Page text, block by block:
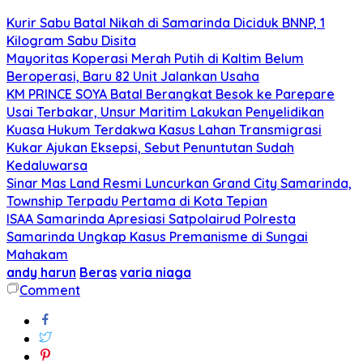
Kurir Sabu Batal Nikah di Samarinda Diciduk BNNP, 1
Kilogram Sabu Disita
Mayoritas Koperasi Merah Putih di Kaltim Belum
Beroperasi, Baru 82 Unit Jalankan Usaha
KM PRINCE SOYA Batal Berangkat Besok ke Parepare
Usai Terbakar, Unsur Maritim Lakukan Penyelidikan
Kuasa Hukum Terdakwa Kasus Lahan Transmigrasi
Kukar Ajukan Eksepsi, Sebut Penuntutan Sudah
Kedaluwarsa
Sinar Mas Land Resmi Luncurkan Grand City Samarinda,
Township Terpadu Pertama di Kota Tepian
ISAA Samarinda Apresiasi Satpolairud Polresta
Samarinda Ungkap Kasus Premanisme di Sungai
Mahakam
andy harun Beras varia niaga
Comment